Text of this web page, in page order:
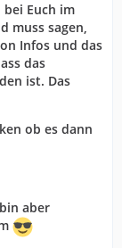
Euch im
muss sagen,
Infos und das
das
ist. Das
ob es dann
aber